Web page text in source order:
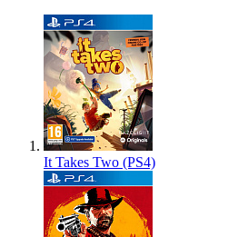
It Takes Two (PS4)